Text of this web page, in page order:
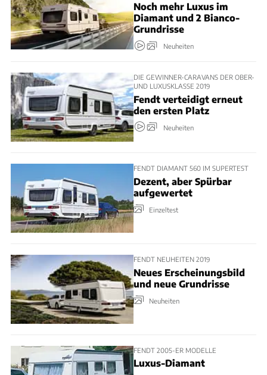
Noch mehr Luxus im
Diamant und 2 Bianco-
Grundrisse
Neuheiten
DIE GEWINNER-CARAVANS DER OBER-
UND LUXUSKLASSE 2019
Fendt verteidigt erneut
den ersten Platz
Neuheiten
FENDT DIAMANT 560 IM SUPERTEST
Dezent, aber Spürbar
aufgewertet
Einzeltest
FENDT NEUHEITEN 2019
Neues Erscheinungsbild
und neue Grundrisse
Neuheiten
FENDT 2005-ER MODELLE
Luxus-Diamant